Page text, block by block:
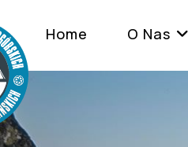
Home O Nas